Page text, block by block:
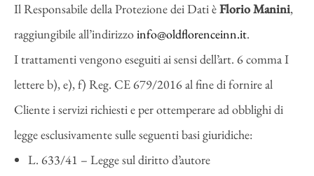
Il Responsabile della Protezione dei Dati èFlorio Manini,
raggiungibile all’indirizzoinfo@oldflorenceinn.it.
I trattamenti vengono eseguiti ai sensi dell’art. 6 comma I
lettere b), e), f) Reg. CE 679/2016 al fine di fornire al
Cliente i servizi richiesti e per ottemperare ad obblighi di
legge esclusivamente sulle seguenti basi giuridiche:
L. 633/41 – Legge sul diritto d’autore